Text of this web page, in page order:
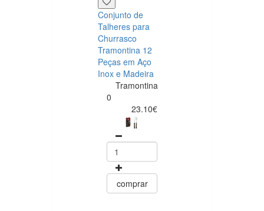
Conjunto de
Talheres para
Churrasco
Tramontina 12
Peças em Aço
Inox e Madeira
Tramontina
0
23.10€
comprar